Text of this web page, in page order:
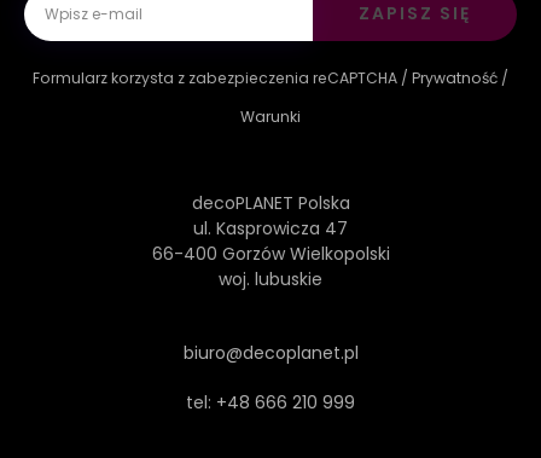
ZAPISZ SIĘ
Formularz korzysta z zabezpieczenia reCAPTCHA / Prywatność /
Warunki
decoPLANET Polska
ul. Kasprowicza 47
66-400 Gorzów Wielkopolski
woj. lubuskie
biuro@decoplanet.pl
tel: +48 666 210 999